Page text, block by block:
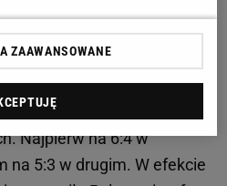
Polki nie zagrała
potrafiła nawet w
z 3:0 na 3:3. Jednak
jej w
Najpierw na 6:4 w
na 5:3 w drugim. W efekcie
ZAAWANSOWANE